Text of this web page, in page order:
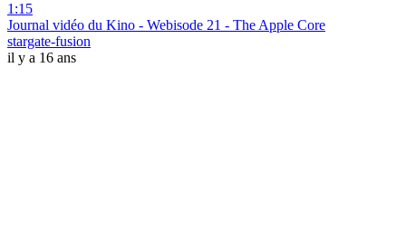
1:15
Journal vidéo du Kino - Webisode 21 - The Apple Core
stargate-fusion
il y a 16 ans